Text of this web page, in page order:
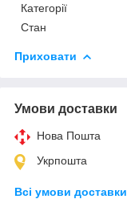
Категорії
Стан
Приховати
Умови доставки
Нова Пошта
Укрпошта
Всі умови доставки